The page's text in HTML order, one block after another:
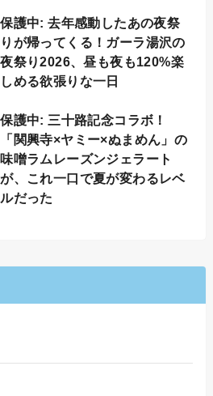
保護中: 去年感動したあの夜祭
りが帰ってくる！ガーラ湯沢の
夜祭り2026、昼も夜も120%楽
しめる欲張りな一日
保護中: 三十路記念コラボ！
「関興寺×ヤミー×ぬまめん」の
味噌ラムレーズンジェラート
が、これ一口で夏が変わるレベ
ルだった